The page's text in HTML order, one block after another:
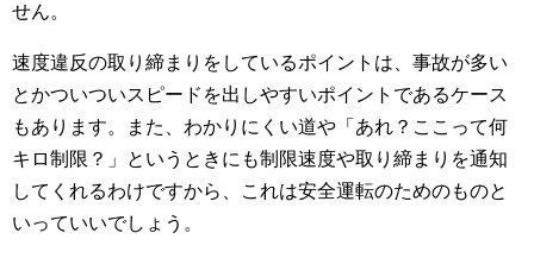
せん。
速度違反の取り締まりをしているポイントは、事故が多い
とかついついスピードを出しやすいポイントであるケース
もあります。また、わかりにくい道や「あれ？ここって何
キロ制限？」というときにも制限速度や取り締まりを通知
してくれるわけですから、これは安全運転のためのものと
いっていいでしょう。